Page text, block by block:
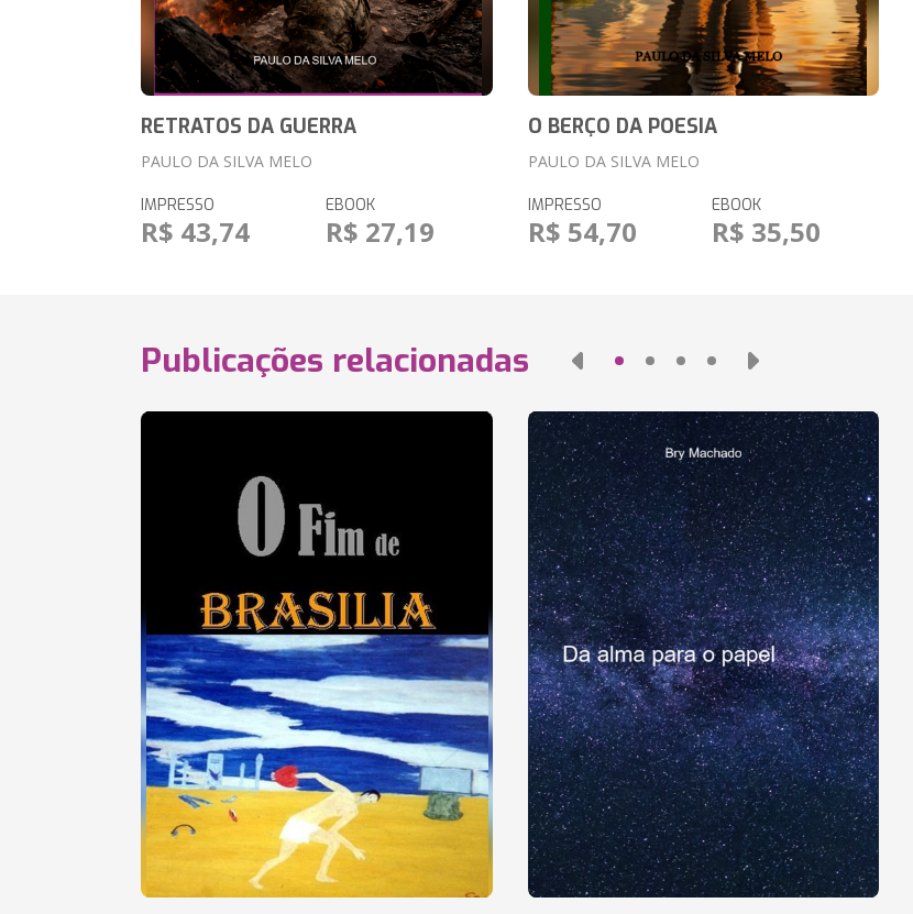
RETRATOS DA GUERRA
PAULO DA SILVA MELO
IMPRESSO
R$ 43,74
EBOOK
R$ 27,19
O BERÇO DA POESIA
PAULO DA SILVA MELO
IMPRESSO
R$ 54,70
EBOOK
R$ 35,50
Publicações relacionadas